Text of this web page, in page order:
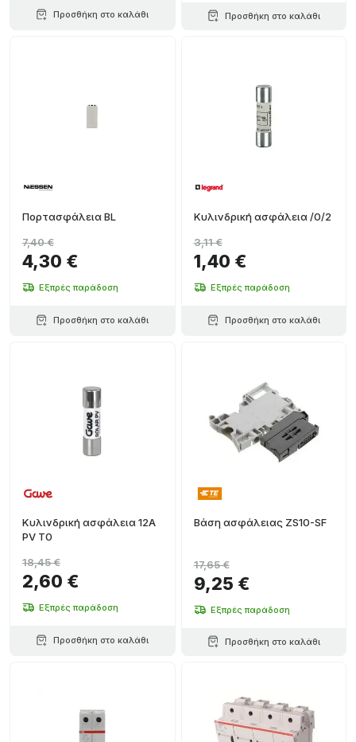
Προσθήκη στο καλάθι Προσθήκη στο καλάθι
Πορτασφάλεια BL
4,30 €
7,40 €
Εξπρές παράδοση
Προσθήκη στο καλάθι
Κυλινδρική ασφάλεια /0/2
1,40 €
3,11 €
Εξπρές παράδοση
Προσθήκη στο καλάθι
Κυλινδρική ασφάλεια 12A
PV T0
2,60 €
18,45 €
Εξπρές παράδοση
Προσθήκη στο καλάθι
Βάση ασφάλειας ZS10-SF
9,25 €
17,65 €
Εξπρές παράδοση
Προσθήκη στο καλάθι